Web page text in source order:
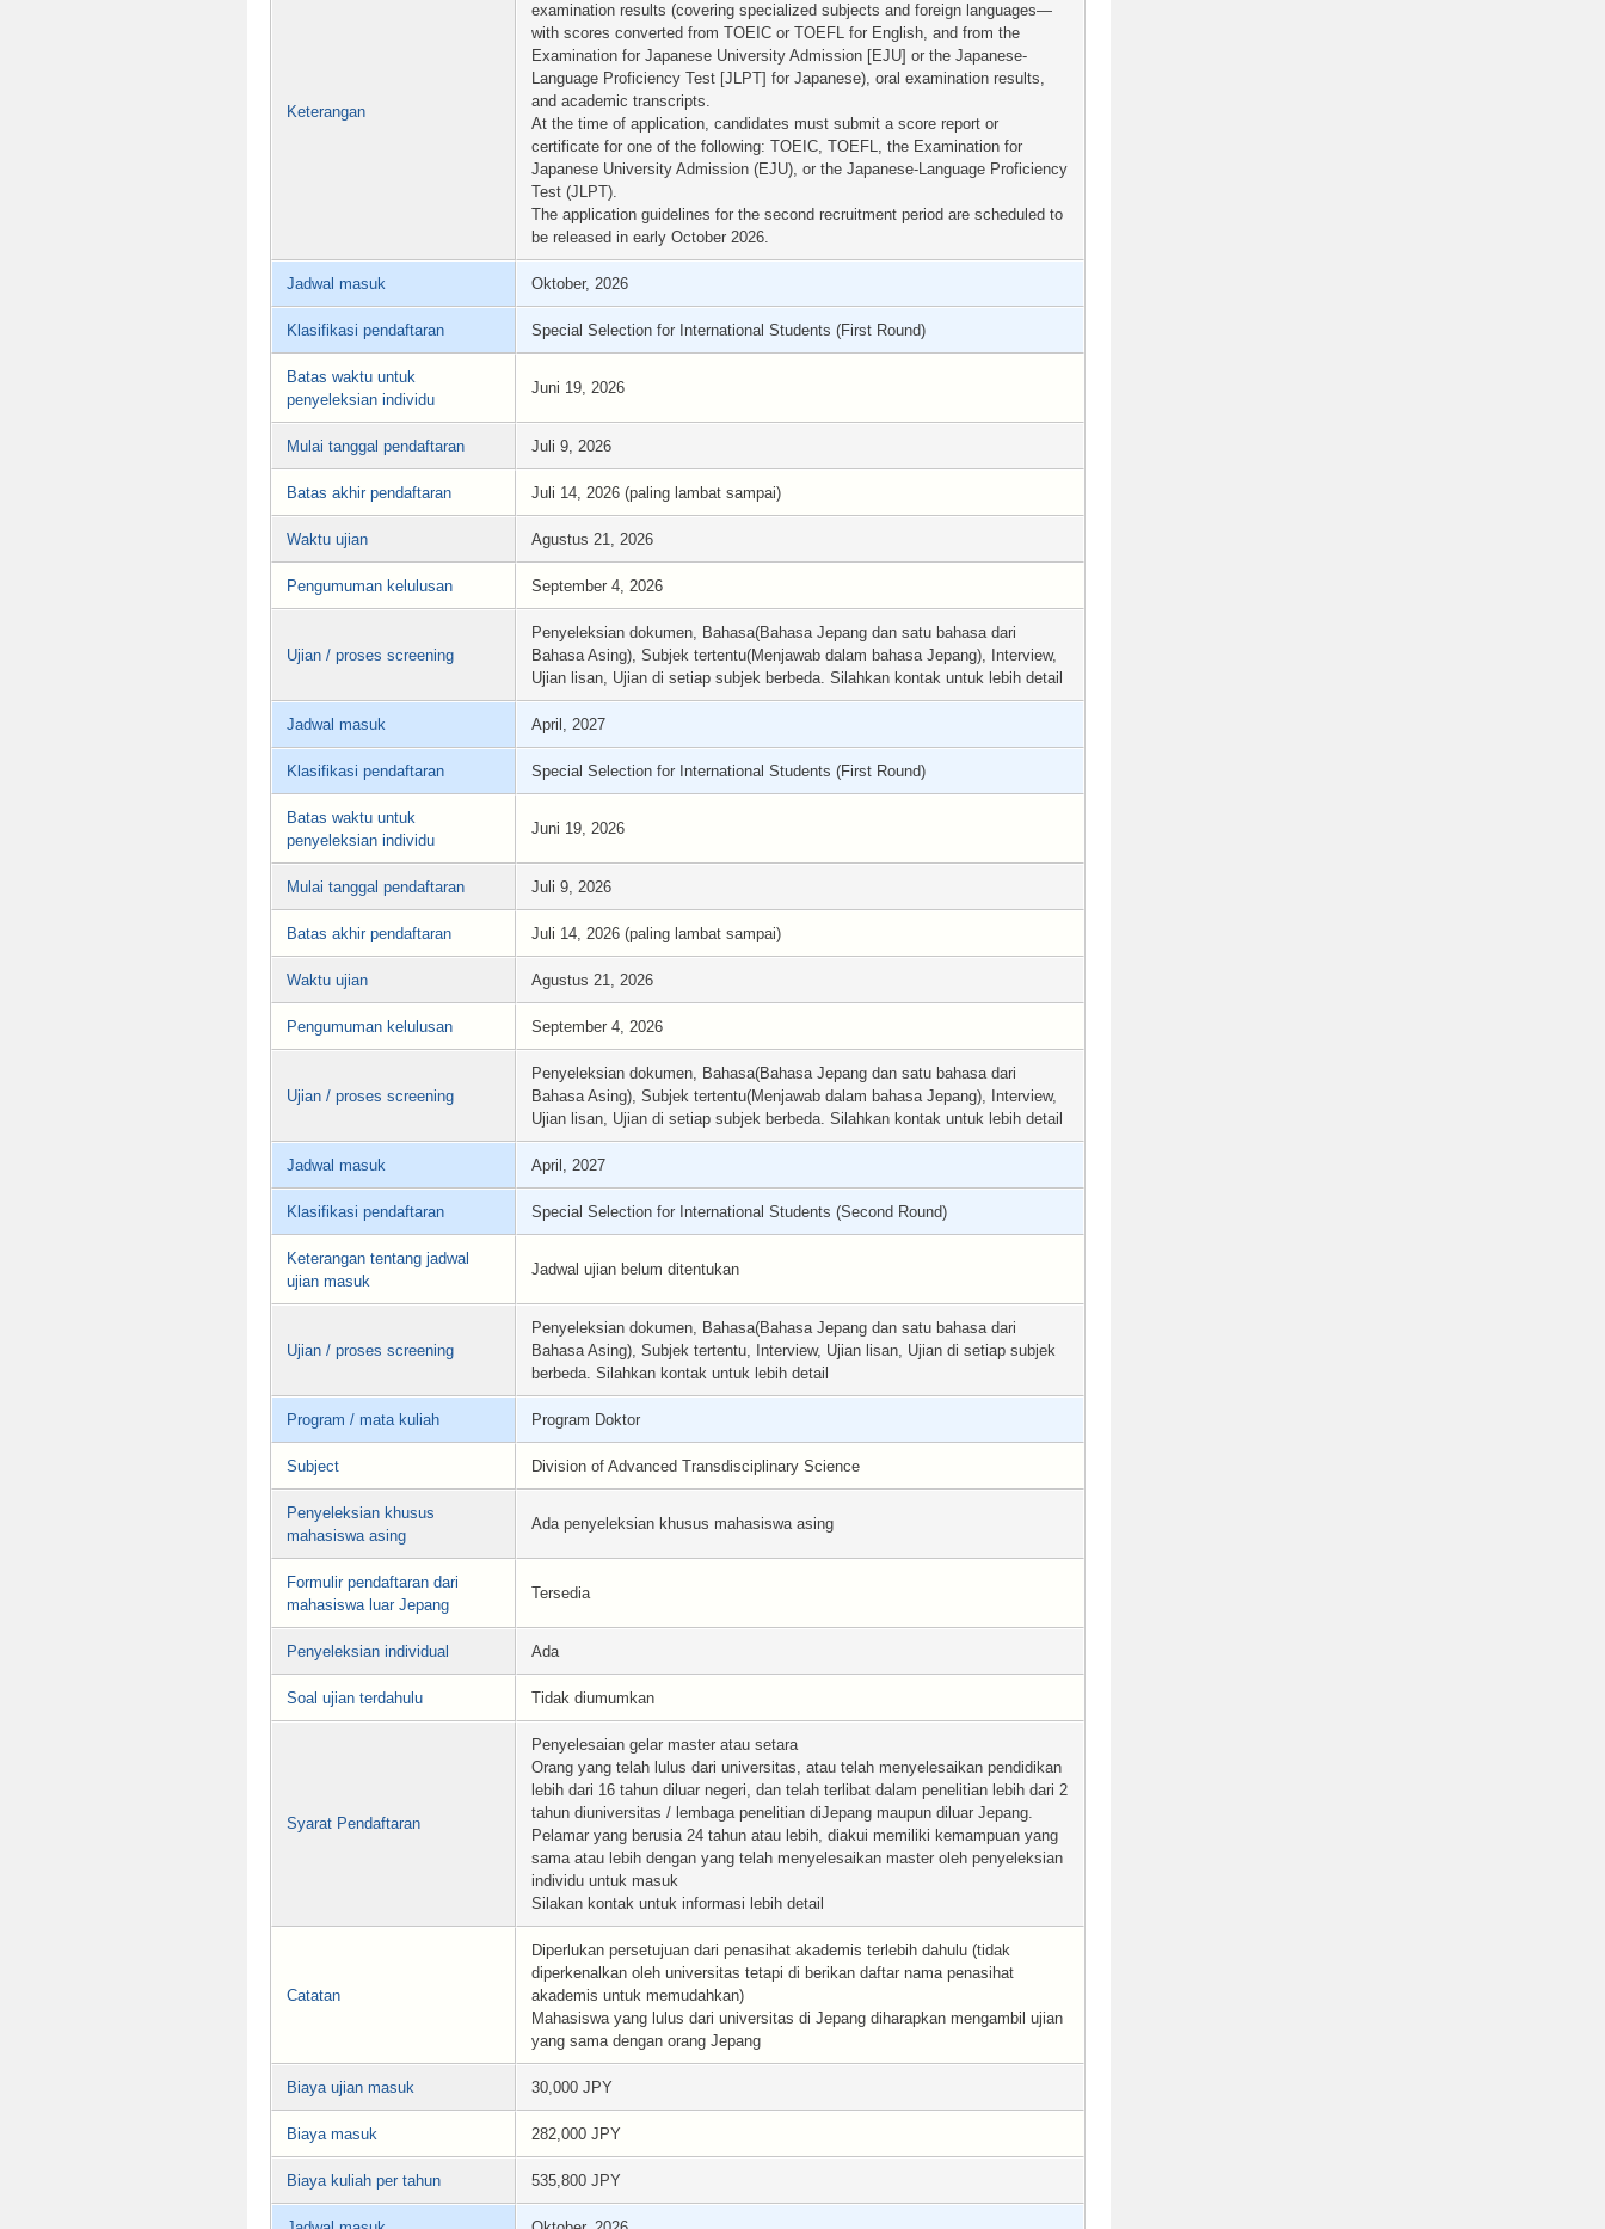
Keterangan
examination results (covering specialized subjects and foreign languages—
with scores converted from TOEIC or TOEFL for English, and from the
Examination for Japanese University Admission [EJU] or the Japanese-
Language Proficiency Test [JLPT] for Japanese), oral examination results,
and academic transcripts.
At the time of application, candidates must submit a score report or
certificate for one of the following: TOEIC, TOEFL, the Examination for
Japanese University Admission (EJU), or the Japanese-Language Proficiency
Test (JLPT).
The application guidelines for the second recruitment period are scheduled to
be released in early October 2026.
Jadwal masuk Oktober, 2026
Klasifikasi pendaftaran Special Selection for International Students (First Round)
Batas waktu untuk
penyeleksian individu
Juni 19, 2026
Mulai tanggal pendaftaran Juli 9, 2026
Batas akhir pendaftaran Juli 14, 2026 (paling lambat sampai)
Waktu ujian Agustus 21, 2026
Pengumuman kelulusan September 4, 2026
Ujian / proses screening
Penyeleksian dokumen, Bahasa(Bahasa Jepang dan satu bahasa dari
Bahasa Asing), Subjek tertentu(Menjawab dalam bahasa Jepang), Interview,
Ujian lisan, Ujian di setiap subjek berbeda. Silahkan kontak untuk lebih detail
Jadwal masuk April, 2027
Klasifikasi pendaftaran Special Selection for International Students (First Round)
Batas waktu untuk
penyeleksian individu
Juni 19, 2026
Mulai tanggal pendaftaran Juli 9, 2026
Batas akhir pendaftaran Juli 14, 2026 (paling lambat sampai)
Waktu ujian Agustus 21, 2026
Pengumuman kelulusan September 4, 2026
Ujian / proses screening
Penyeleksian dokumen, Bahasa(Bahasa Jepang dan satu bahasa dari
Bahasa Asing), Subjek tertentu(Menjawab dalam bahasa Jepang), Interview,
Ujian lisan, Ujian di setiap subjek berbeda. Silahkan kontak untuk lebih detail
Jadwal masuk April, 2027
Klasifikasi pendaftaran Special Selection for International Students (Second Round)
Keterangan tentang jadwal
ujian masuk
Jadwal ujian belum ditentukan
Ujian / proses screening
Penyeleksian dokumen, Bahasa(Bahasa Jepang dan satu bahasa dari
Bahasa Asing), Subjek tertentu, Interview, Ujian lisan, Ujian di setiap subjek
berbeda. Silahkan kontak untuk lebih detail
Program / mata kuliah Program Doktor
Subject Division of Advanced Transdisciplinary Science
Penyeleksian khusus
mahasiswa asing
Ada penyeleksian khusus mahasiswa asing
Formulir pendaftaran dari
mahasiswa luar Jepang
Tersedia
Penyeleksian individual Ada
Soal ujian terdahulu Tidak diumumkan
Syarat Pendaftaran
Penyelesaian gelar master atau setara
Orang yang telah lulus dari universitas, atau telah menyelesaikan pendidikan
lebih dari 16 tahun diluar negeri, dan telah terlibat dalam penelitian lebih dari 2
tahun diuniversitas / lembaga penelitian diJepang maupun diluar Jepang.
Pelamar yang berusia 24 tahun atau lebih, diakui memiliki kemampuan yang
sama atau lebih dengan yang telah menyelesaikan master oleh penyeleksian
individu untuk masuk
Silakan kontak untuk informasi lebih detail
Catatan
Diperlukan persetujuan dari penasihat akademis terlebih dahulu (tidak
diperkenalkan oleh universitas tetapi di berikan daftar nama penasihat
akademis untuk memudahkan)
Mahasiswa yang lulus dari universitas di Jepang diharapkan mengambil ujian
yang sama dengan orang Jepang
Biaya ujian masuk 30,000 JPY
Biaya masuk 282,000 JPY
Biaya kuliah per tahun 535,800 JPY